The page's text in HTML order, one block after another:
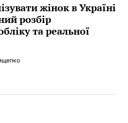
жінок в Україні
розбір
та реальної